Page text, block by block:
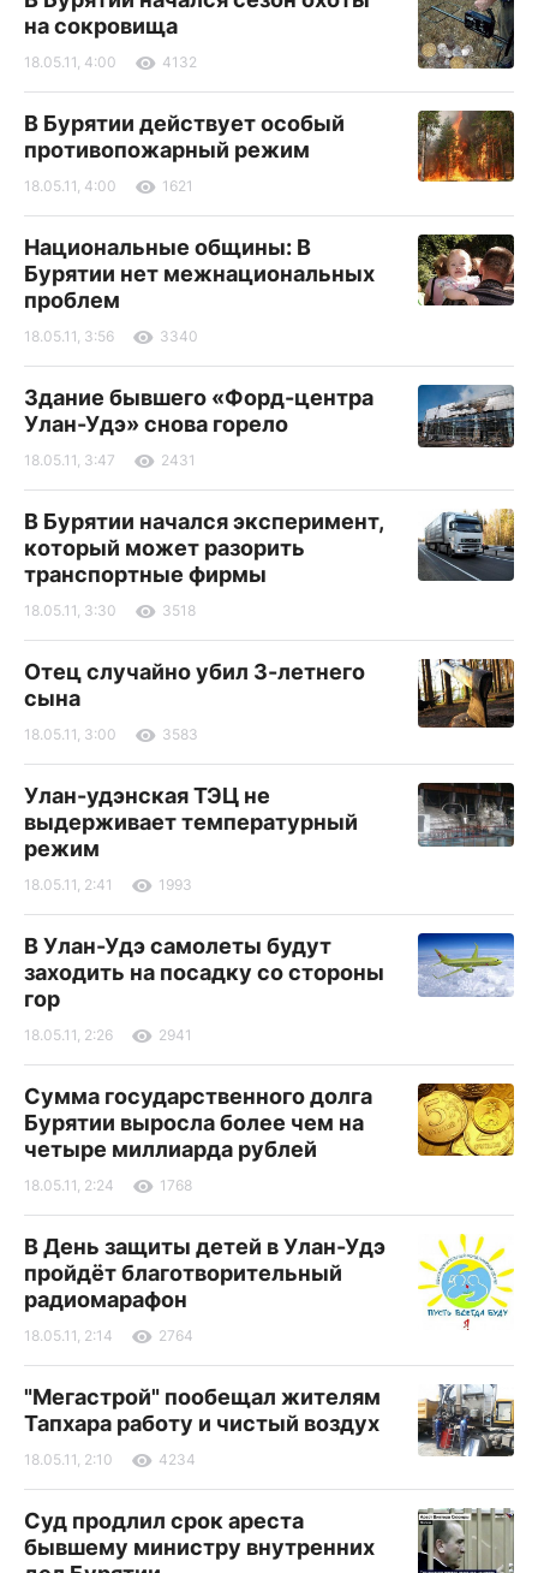
на сокровища
18.05.11, 4:00 4132
В Бурятии действует особый
противопожарный режим
18.05.11, 4:00 1621
Национальные общины: В
Бурятии нет межнациональных
проблем
18.05.11, 3:56 3340
Здание бывшего «Форд-центра
Улан-Удэ» снова горело
18.05.11, 3:47 2431
В Бурятии начался эксперимент,
который может разорить
транспортные фирмы
18.05.11, 3:30 3518
Отец случайно убил 3-летнего
сына
18.05.11, 3:00 3583
Улан-удэнская ТЭЦ не
выдерживает температурный
режим
18.05.11, 2:41 1993
В Улан-Удэ самолеты будут
заходить на посадку со стороны
гор
18.05.11, 2:26 2941
Сумма государственного долга
Бурятии выросла более чем на
четыре миллиарда рублей
18.05.11, 2:24 1768
В День защиты детей в Улан-Удэ
пройдёт благотворительный
радиомарафон
18.05.11, 2:14 2764
"Мегастрой" пообещал жителям
Тапхара работу и чистый воздух
18.05.11, 2:10 4234
Суд продлил срок ареста
бывшему министру внутренних